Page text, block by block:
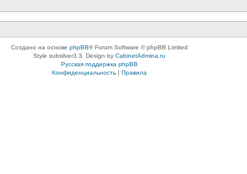
Создано на основе phpBB® Forum Software © phpBB Limited
Style subsilver3.3. Design by CabinetAdmina.ru
Русская поддержка phpBB
Конфиденциальность| Правила